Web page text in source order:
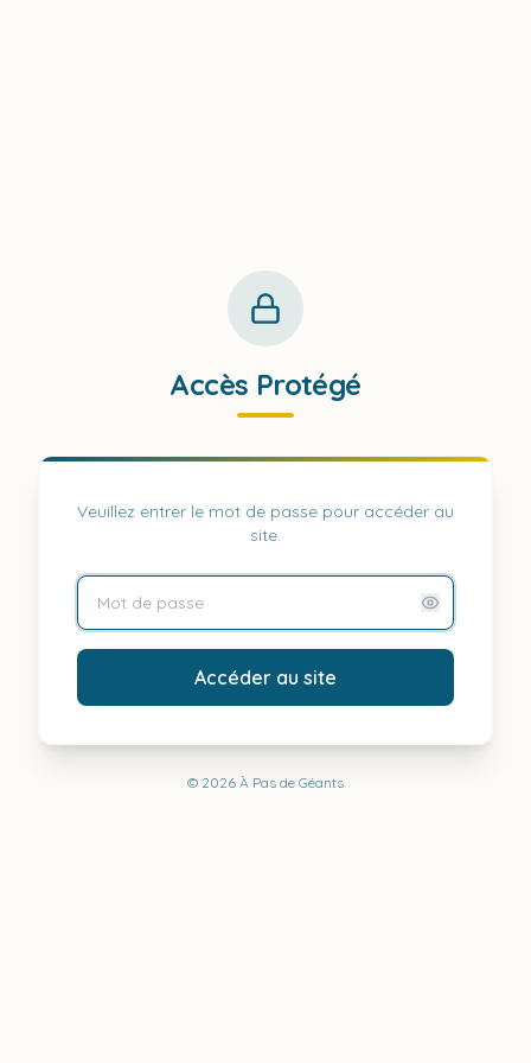
Accès Protégé
Veuillez entrer le mot de passe pour accéder au
site.
Accéder au site
© 2026 À Pas de Géants